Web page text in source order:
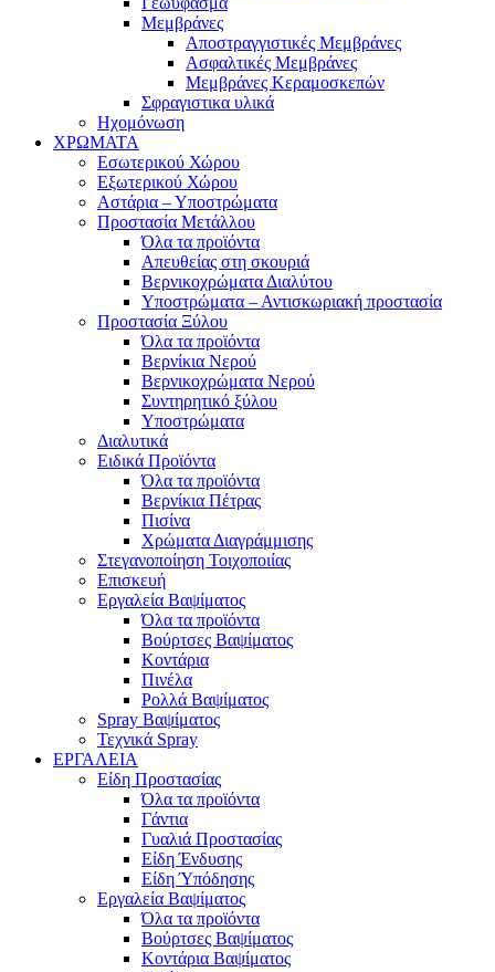
Μεμβράνες
Αποστραγγιστικές Μεμβράνες
Ασφαλτικές Μεμβράνες
Μεμβράνες Κεραμοσκεπών
Σφραγιστικα υλικά
Ηχομόνωση
ΧΡΩΜΑΤΑ
Εσωτερικού Χώρου
Εξωτερικού Χώρου
Αστάρια – Υποστρώματα
Προστασία Μετάλλου
Όλα τα προϊόντα
Απευθείας στη σκουριά
Βερνικοχρώματα Διαλύτου
Υποστρώματα – Αντισκωριακή προστασία
Προστασία Ξύλου
Όλα τα προϊόντα
Βερνίκια Νερού
Βερνικοχρώματα Νερού
Συντηρητικό ξύλου
Υποστρώματα
Διαλυτικά
Ειδικά Προϊόντα
Όλα τα προϊόντα
Βερνίκια Πέτρας
Πισίνα
Χρώματα Διαγράμμισης
Στεγανοποίηση Τοιχοποιίας
Επισκευή
Εργαλεία Βαψίματος
Όλα τα προϊόντα
Βούρτσες Βαψίματος
Κοντάρια
Πινέλα
Ρολλά Βαψίματος
Spray Βαψίματος
Τεχνικά Spray
ΕΡΓΑΛΕΙΑ
Είδη Προστασίας
Όλα τα προϊόντα
Γάντια
Γυαλιά Προστασίας
Είδη Ένδυσης
Είδη Ύπόδησης
Εργαλεία Βαψίματος
Όλα τα προϊόντα
Βούρτσες Βαψίματος
Κοντάρια Βαψίματος